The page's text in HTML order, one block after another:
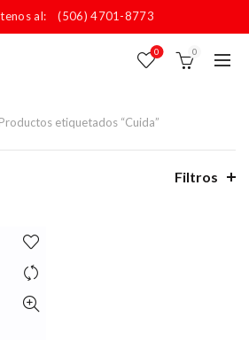
al: (506) 4701-8773
0 0
Productos etiquetados “Cuida”
Filtros